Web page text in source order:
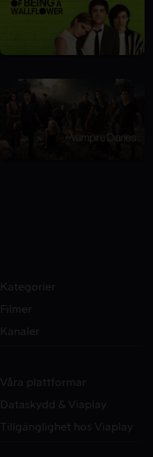
Kategorier
Filmer
Kanaler
Våra plattformar
Dataskydd & Viaplay
Tillgänglighet hos Viaplay